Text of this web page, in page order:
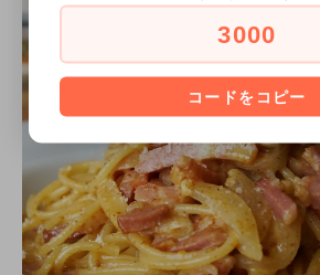
3000
コードをコピー